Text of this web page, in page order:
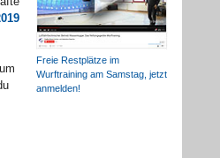
Freie Restplätze im
Wurftraining am Samstag, jetzt
anmelden!